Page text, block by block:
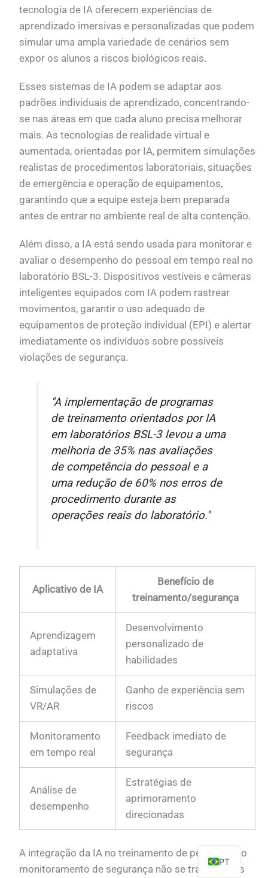
tecnologia de IA oferecem experiências de
aprendizado imersivas e personalizadas que podem
simular uma ampla variedade de cenários sem
expor os alunos a riscos biológicos reais.
Esses sistemas de IA podem se adaptar aos
padrões individuais de aprendizado, concentrando-
se nas áreas em que cada aluno precisa melhorar
mais. As tecnologias de realidade virtual e
aumentada, orientadas por IA, permitem simulações
realistas de procedimentos laboratoriais, situações
de emergência e operação de equipamentos,
garantindo que a equipe esteja bem preparada
antes de entrar no ambiente real de alta contenção.
Além disso, a IA está sendo usada para monitorar e
avaliar o desempenho do pessoal em tempo real no
laboratório BSL-3. Dispositivos vestíveis e câmeras
inteligentes equipados com IA podem rastrear
movimentos, garantir o uso adequado de
equipamentos de proteção individual (EPI) e alertar
imediatamente os indivíduos sobre possíveis
violações de segurança.
"A implementação de programas
de treinamento orientados por IA
em laboratórios BSL-3 levou a uma
melhoria de 35% nas avaliações
de competência do pessoal e a
uma redução de 60% nos erros de
procedimento durante as
operações reais do laboratório."
Aplicativo de IA
Benefício de
treinamento/segurança
Aprendizagem
adaptativa
Desenvolvimento
personalizado de
habilidades
Simulações de
VR/AR
Ganho de experiência sem
riscos
Monitoramento
em tempo real
Feedback imediato de
segurança
Análise de
desempenho
Estratégias de
aprimoramento
direcionadas
A integração da IA no treinamento de pessoal e no
monitoramento de segurança não se trata apenas
PT
RO
ES